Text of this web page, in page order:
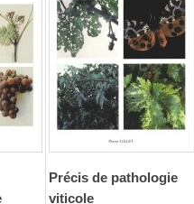
Précis de pathologie
viticole